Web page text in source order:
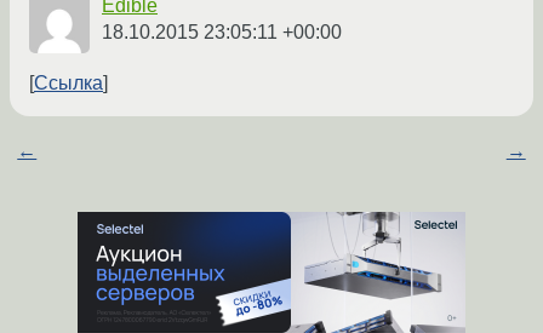
Edible
18.10.2015 23:05:11 +00:00
Ссылка
← →